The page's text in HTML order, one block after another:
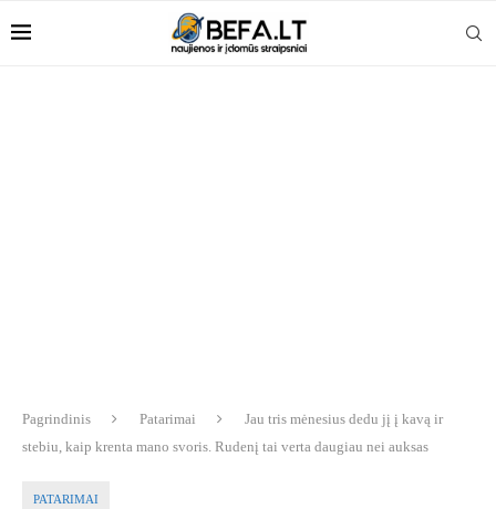
Pagrindinis Patarimai
Jau tris mėnesius dedu jį į kavą ir
stebiu, kaip krenta mano svoris. Rudenį tai verta daugiau nei auksas
PATARIMAI